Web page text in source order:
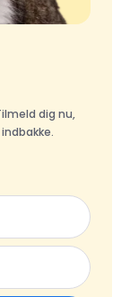
dig nu,